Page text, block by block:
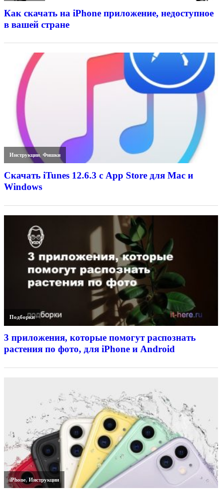
Как скачать на iPhone приложение, недоступное
в вашей стране
Инструкции,Фишки
Скачать iTunes 12.6.3 с App Store для Mac и
Windows
Подборки
3 приложения, которые помогут распознать
растения по фото, для iPhone и Android
iPhone,Инструкции